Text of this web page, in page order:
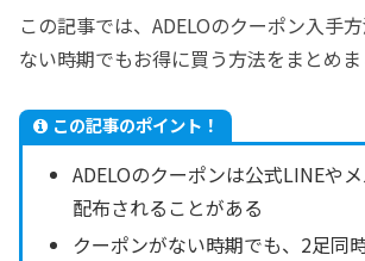
この記事では、ADELOのクーポン入手
ない時期でもお得に買う方法をまとめま
この記事のポイント！
ADELOのクーポンは公式LINEや
配布されることがある
クーポンがない時期でも、2足同